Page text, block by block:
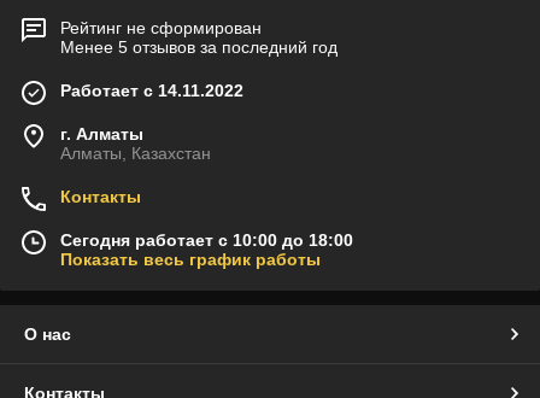
Рейтинг не сформирован
Менее 5 отзывов за последний год
Работает с 14.11.2022
г. Алматы
Алматы, Казахстан
Контакты
Сегодня работает с 10:00 до 18:00
Показать весь график работы
О нас
Контакты